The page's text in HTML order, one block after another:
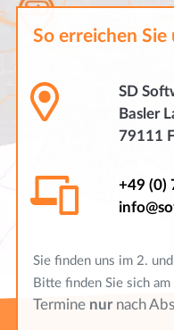
Sie finden uns im 2. und
Termine nach